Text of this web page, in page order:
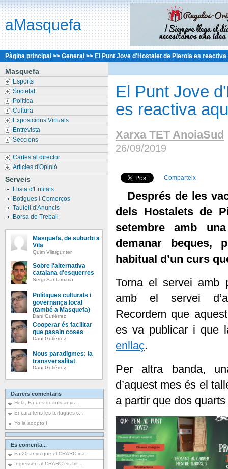
aMasquefa
Pàgina principal >> General >> El Punt Jove d'Hostalet de Pierola es
Masquefa
Esports
Societat
Política
Cultura
Exposicions Virtuals
Entrevista
Seccions
Cartes al director
Articles d'Opinió
Serveis
Llista d'Entitats
Botigues i Comerços
Taulell d'Anuncis
Borsa de Treball
Masquefa, de suburbi a
Vila
Quim Vilargunter
Sobre l'alternativa
catalana d'esquerres
Sergi Santamaria
Polítiques culturals i
governança local
(també a Masquefa)
Dani Gutiérrez
Cooperar és facilitar
que passin coses
Dani Gutiérrez
Nous paradigmes: la
transversalitat
Dani Gutiérrez
Darrers comentaris
Hola, Fa uns quants anys...
Encara tens les tortugues s...
Yo la adopto!!
Es comenta...
Fa 20 anys que el CRARC ina...
Ingressen al CRARC els trit...
El Punt Jove
es reactiva
Xarxa TET AnoiaSud
26/09/2019
Comparteix
Després de les
dels Hostalets de
setembre amb
demanar beques,
habitual d’un curs
Torna el servei amb
amb el servei
Recordem que
es va publicar i que
enllaç.
Per altra banda,
d’aquest mes és el
a partir que dos